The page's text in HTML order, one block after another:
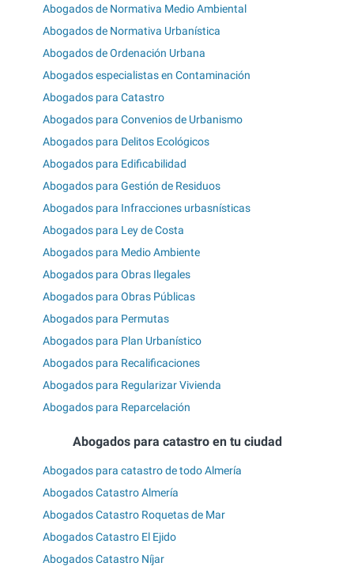
Abogados de Normativa Medio Ambiental
Abogados de Normativa Urbanística
Abogados de Ordenación Urbana
Abogados especialistas en Contaminación
Abogados para Catastro
Abogados para Convenios de Urbanismo
Abogados para Delitos Ecológicos
Abogados para Edificabilidad
Abogados para Gestión de Residuos
Abogados para Infracciones urbasnísticas
Abogados para Ley de Costa
Abogados para Medio Ambiente
Abogados para Obras Ilegales
Abogados para Obras Públicas
Abogados para Permutas
Abogados para Plan Urbanístico
Abogados para Recalificaciones
Abogados para Regularizar Vivienda
Abogados para Reparcelación
Abogados para catastro en tu ciudad
Abogados para catastro de todo Almería
Abogados Catastro Almería
Abogados Catastro Roquetas de Mar
Abogados Catastro El Ejido
Abogados Catastro Níjar